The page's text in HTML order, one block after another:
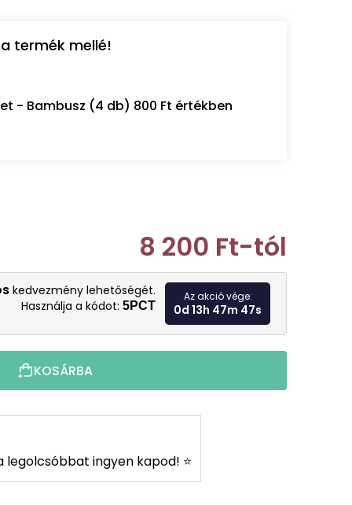
termék mellé!
- Bambusz (4 db) 800 Ft értékben
8 200 Ft-tól
Egységár:
kedvezmény lehetőségét.
Használja a kódot: 5PCT
Az akció vége:
0d 13h 47m 45s
KOSÁRBA
legolcsóbbat ingyen kapod! ⭐